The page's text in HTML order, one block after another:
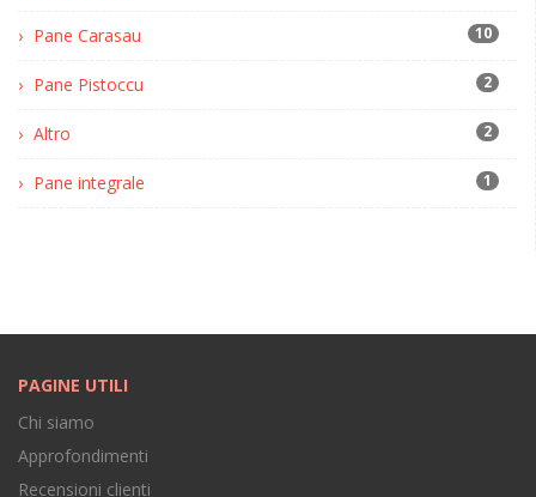
Pane Carasau 10
Pane Pistoccu 2
Altro 2
Pane integrale 1
PAGINE UTILI
Chi siamo
Approfondimenti
Recensioni clienti